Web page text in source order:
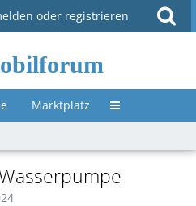
oder registrieren
Marktplatz Untermenü »